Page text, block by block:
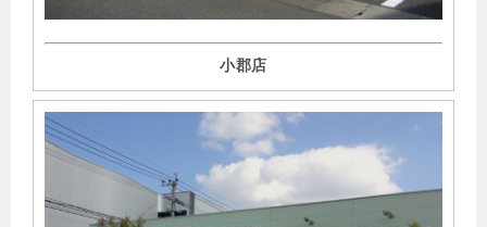
Antipsychotics Under the COVID19 Pandemic
▶︎2022年1月26日
ファルマスタッフにて、「ブラウンバッグ運動とは？ 薬局
で取り組む残薬対策を紹介」の記事監修を行いました。
小郡店